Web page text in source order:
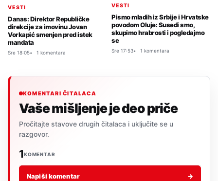
VESTI
Danas: Direktor Republičke
direkcije za imovinu Jovan
Vorkapić smenjen pred istek
mandata
Sre 18:05 1 komentara
VESTI
Pismo mladih iz Srbije i Hrvatske
povodom Oluje: Susedi smo,
skupimo hrabrosti i pogledajmo
se
Sre 17:53 1 komentara
KOMENTARI ČITALACA
Vaše mišljenje je deo priče
Pročitajte stavove drugih čitalaca i uključite se u
razgovor.
1KOMENTAR
Napiši komentar →